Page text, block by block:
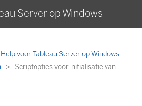
Server op Windows
Help voor Tableau Server op Windows
Scriptopties voor initialisatie van